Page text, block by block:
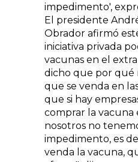
impedimento',
El presidente
Obrador afirmó
iniciativa privada
vacunas en el
dicho que por qué
que se venda en
que si hay
comprar la vacuna
nosotros no
impedimento, es
venda la vacuna,